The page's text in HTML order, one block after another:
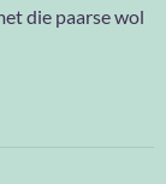
die paarse wol